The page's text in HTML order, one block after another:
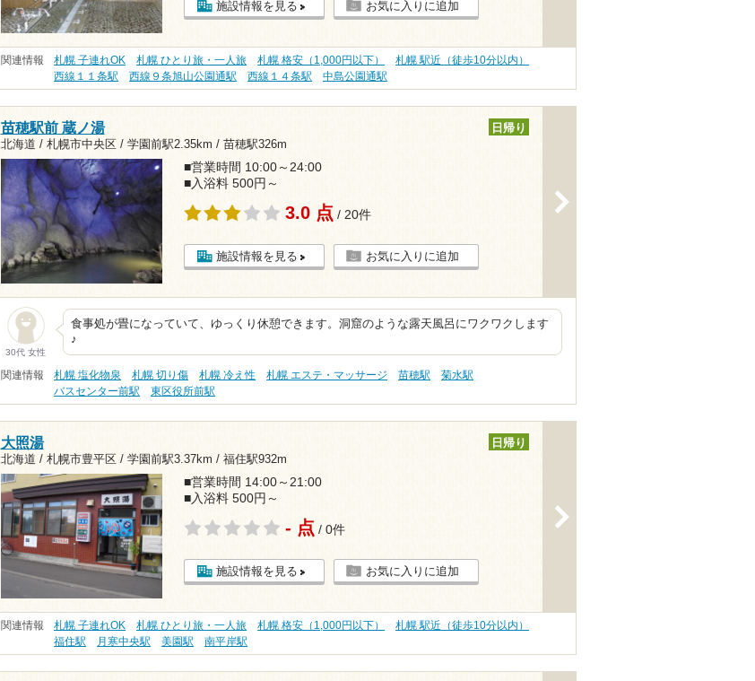
施設情報を見る お気に入りに追加
関連情報 札幌 子連れOK 札幌 ひとり旅・一人旅 札幌 格安（1,000円以下）
札幌 駅近（徒歩10分以内）
西線１１条駅
西線９条旭山公園通駅 西線１４条駅 中島公園通駅
苗穂駅前 蔵ノ湯
北海道 / 札幌市中央区 / 学園前駅2.35km / 苗穂駅326m
日帰り
■営業時間 10:00～24:00
■入浴料 500円～
3.0 点 / 20件
施設情報を見る お気に入りに追加
30代 女性
食事処が畳になっていて、ゆっくり休憩できます。洞窟のような露天風呂にワクワクします
♪
関連情報 札幌 塩化物泉 札幌 切り傷 札幌 冷え性 札幌 エステ・マッサージ 苗穂駅
菊水駅
バスセンター前駅
東区役所前駅
大照湯
北海道 / 札幌市豊平区 / 学園前駅3.37km / 福住駅932m
日帰り
■営業時間 14:00～21:00
■入浴料 500円～
- 点 / 0件
施設情報を見る お気に入りに追加
関連情報 札幌 子連れOK 札幌 ひとり旅・一人旅 札幌 格安（1,000円以下）
札幌 駅近（徒歩10分以内）
福住駅
月寒中央駅 美園駅 南平岸駅